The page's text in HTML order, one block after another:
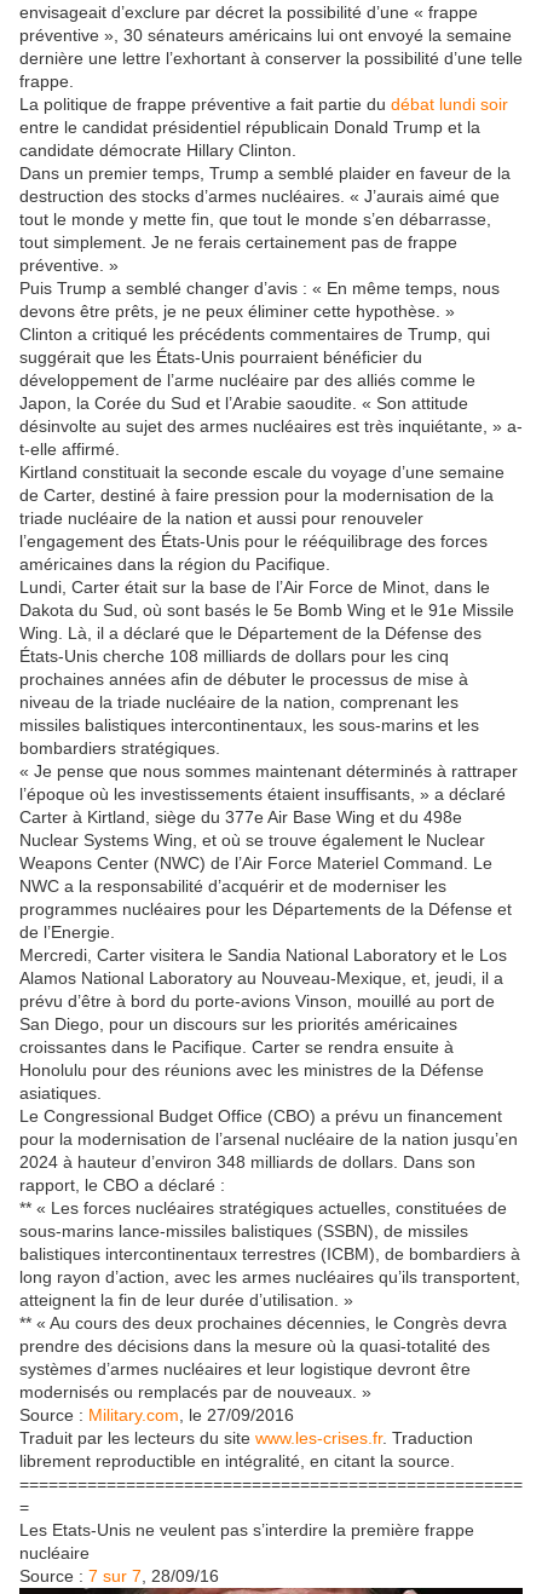
envisageait d’exclure par décret la possibilité d’une « frappe
préventive », 30 sénateurs américains lui ont envoyé la semaine
dernière une lettre l’exhortant à conserver la possibilité d’une telle
frappe.
La politique de frappe préventive a fait partie du débat lundi soir
entre le candidat présidentiel républicain Donald Trump et la
candidate démocrate Hillary Clinton.
Dans un premier temps, Trump a semblé plaider en faveur de la
destruction des stocks d’armes nucléaires. « J’aurais aimé que
tout le monde y mette fin, que tout le monde s’en débarrasse,
tout simplement. Je ne ferais certainement pas de frappe
préventive. »
Puis Trump a semblé changer d’avis : « En même temps, nous
devons être prêts, je ne peux éliminer cette hypothèse. »
Clinton a critiqué les précédents commentaires de Trump, qui
suggérait que les États-Unis pourraient bénéficier du
développement de l’arme nucléaire par des alliés comme le
Japon, la Corée du Sud et l’Arabie saoudite. « Son attitude
désinvolte au sujet des armes nucléaires est très inquiétante, » a-
t-elle affirmé.
Kirtland constituait la seconde escale du voyage d’une semaine
de Carter, destiné à faire pression pour la modernisation de la
triade nucléaire de la nation et aussi pour renouveler
l’engagement des États-Unis pour le rééquilibrage des forces
américaines dans la région du Pacifique.
Lundi, Carter était sur la base de l’Air Force de Minot, dans le
Dakota du Sud, où sont basés le 5e Bomb Wing et le 91e Missile
Wing. Là, il a déclaré que le Département de la Défense des
États-Unis cherche 108 milliards de dollars pour les cinq
prochaines années afin de débuter le processus de mise à
niveau de la triade nucléaire de la nation, comprenant les
missiles balistiques intercontinentaux, les sous-marins et les
bombardiers stratégiques.
« Je pense que nous sommes maintenant déterminés à rattraper
l’époque où les investissements étaient insuffisants, » a déclaré
Carter à Kirtland, siège du 377e Air Base Wing et du 498e
Nuclear Systems Wing, et où se trouve également le Nuclear
Weapons Center (NWC) de l’Air Force Materiel Command. Le
NWC a la responsabilité d’acquérir et de moderniser les
programmes nucléaires pour les Départements de la Défense et
de l’Energie.
Mercredi, Carter visitera le Sandia National Laboratory et le Los
Alamos National Laboratory au Nouveau-Mexique, et, jeudi, il a
prévu d’être à bord du porte-avions Vinson, mouillé au port de
San Diego, pour un discours sur les priorités américaines
croissantes dans le Pacifique. Carter se rendra ensuite à
Honolulu pour des réunions avec les ministres de la Défense
asiatiques.
Le Congressional Budget Office (CBO) a prévu un financement
pour la modernisation de l’arsenal nucléaire de la nation jusqu’en
2024 à hauteur d’environ 348 milliards de dollars. Dans son
rapport, le CBO a déclaré :
** « Les forces nucléaires stratégiques actuelles, constituées de
sous-marins lance-missiles balistiques (SSBN), de missiles
balistiques intercontinentaux terrestres (ICBM), de bombardiers à
long rayon d’action, avec les armes nucléaires qu’ils transportent,
atteignent la fin de leur durée d’utilisation. »
** « Au cours des deux prochaines décennies, le Congrès devra
prendre des décisions dans la mesure où la quasi-totalité des
systèmes d’armes nucléaires et leur logistique devront être
modernisés ou remplacés par de nouveaux. »
Source : Military.com, le 27/09/2016
Traduit par les lecteurs du site www.les-crises.fr. Traduction
librement reproductible en intégralité, en citant la source.
====================================================
=
Les Etats-Unis ne veulent pas s’interdire la première frappe
nucléaire
Source : 7 sur 7, 28/09/16